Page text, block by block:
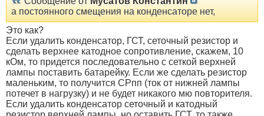
а постоянного смещения на конденсаторе нет,
Это как?
Если удалить конденсатор, ГСТ, сеточный резистор и
сделать верхнее катодное сопротивление, скажем, 10
кОм, то придется последовательно с сеткой верхней
лампы поставить батарейку. Если же сделать резистор
маленьким, то получится СРпп (ток от нижней лампы
потечет в нагрузку) и не будет никакого мю повторителя.
Если удалить конденсатор сеточный и катодный